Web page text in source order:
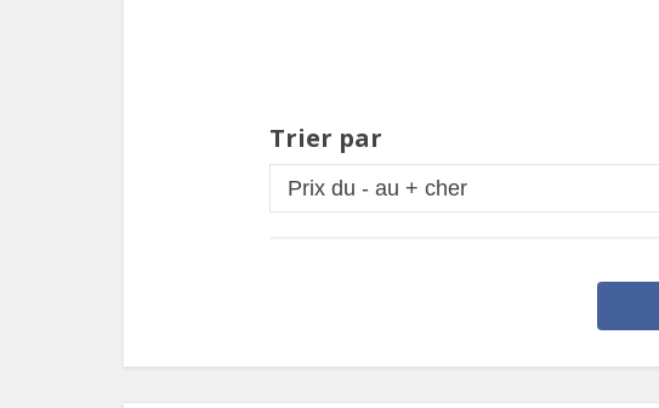
Trier par